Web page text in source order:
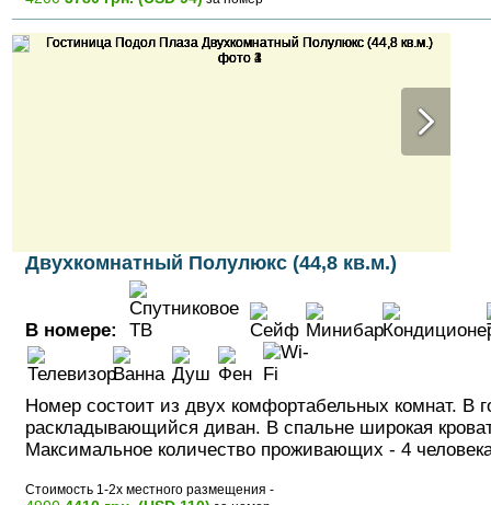
Двухкомнатный Полулюкс (44,8 кв.м.)
В номере:
Номер состоит из двух комфортабельных комнат. В
раскладывающийся диван. В спальне широкая
Максимальное количество проживающих - 4
Стоимость 1-2х местного размещения -